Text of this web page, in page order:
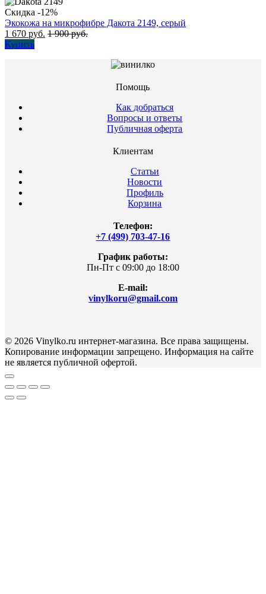
Скидка -12%
Экокожа на микрофибре Дакота 2149, серый
1 670 руб. 1 900руб.
Купить
Помощь
Как добраться
Вопросы и ответы
Публичная оферта
Клиентам
Статьи
Новости
Профиль
Корзина
Телефон:
+7 (499) 703-47-16
График работы:
Пн-Пт с 09:00 до 18:00
E-mail:
vinylkoru@gmail.com
© 2026 Vinylko.ru интернет-магазина. Все права защищены.
Копирование информации запрещено. Информация на сайте
не является публичной офертой.